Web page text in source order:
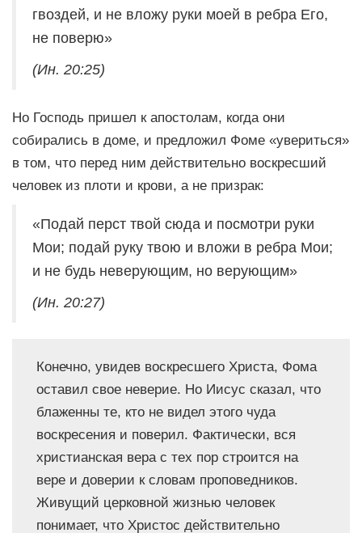
гвоздей, и не вложу руки моей в ребра Его,
не поверю»
(Ин. 20:25)
Но Господь пришел к апостолам, когда они
собирались в доме, и предложил Фоме «увериться»
в том, что перед ним действительно воскресший
человек из плоти и крови, а не призрак:
«Подай перст твой сюда и посмотри руки
Мои; подай руку твою и вложи в ребра Мои;
и не будь неверующим, но верующим»
(Ин. 20:27)
Конечно, увидев воскресшего Христа, Фома
оставил свое неверие. Но Иисус сказал, что
блаженны те, кто не видел этого чуда
воскресения и поверил. Фактически, вся
христианская вера с тех пор строится на
вере и доверии к словам проповедников.
Живущий церковной жизнью человек
понимает, что Христос действительно